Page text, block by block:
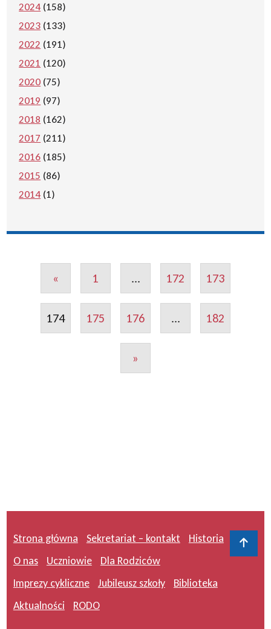
2024 (158)
2023 (133)
2022 (191)
2021 (120)
2020 (75)
2019 (97)
2018 (162)
2017 (211)
2016 (185)
2015 (86)
2014 (1)
« 1 ... 172 173
174 175 176 ... 182
»
Strona główna Sekretariat – kontakt
Historia
O nas
Uczniowie
Dla Rodziców
Imprezy cykliczne
Jubileusz szkoły
Biblioteka
Aktualności
RODO
Do